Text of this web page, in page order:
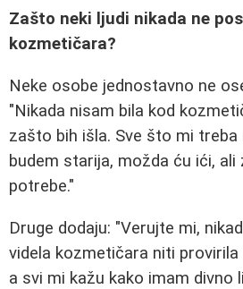
Zašto neki ljudi nikada ne
kozmetičara?
Neke osobe jednostavno ne
"Nikada nisam bila kod
zašto bih išla. Sve što mi treba
budem starija, možda ću ići, ali
potrebe."
Druge dodaju: "Verujte mi,
videla kozmetičara niti
a svi mi kažu kako imam divno